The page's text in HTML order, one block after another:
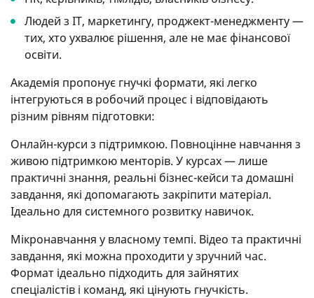
Людей з ІТ, маркетингу, проджект-менеджменту —
тих, хто ухвалює рішення, але не має фінансової
освіти.
Академія пропонує гнучкі формати, які легко
інтегруються в робочий процес і відповідають
різним рівням підготовки:
Онлайн-курси з підтримкою. Повноцінне навчання з
живою підтримкою менторів. У курсах — лише
практичні знання, реальні бізнес-кейси та домашні
завдання, які допомагають закріпити матеріал.
Ідеально для системного розвитку навичок.
Мікронавчання у власному темпі. Відео та практичні
завдання, які можна проходити у зручний час.
Формат ідеально підходить для зайнятих
спеціалістів і команд, які цінують гнучкість.